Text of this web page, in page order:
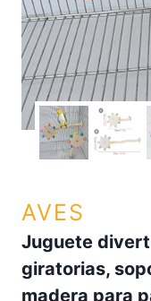
AVES
Juguete
giratorias,
madera para